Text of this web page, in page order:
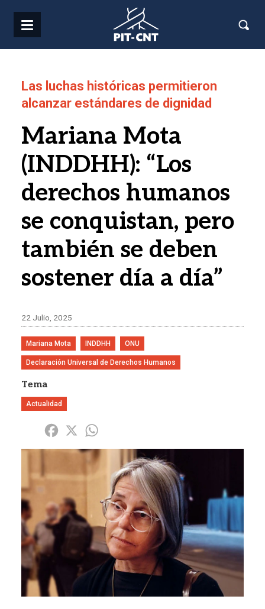
Las luchas históricas permitieron
alcanzar estándares de dignidad
Mariana Mota
(INDDHH): “Los
derechos humanos
se conquistan, pero
también se deben
sostener día a día”
22 Julio, 2025
Mariana Mota INDDHH ONU
Declaración Universal de Derechos Humanos
Tema
Actualidad
Share Facebook
X
Imagen